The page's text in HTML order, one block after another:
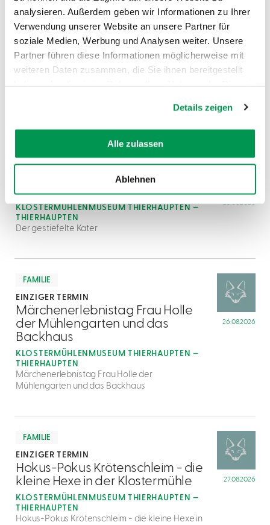
analysieren. Außerdem geben wir Informationen zu Ihrer
Verwendung unserer Website an unsere Partner für
soziale Medien, Werbung und Analysen weiter. Unsere
Partner führen diese Informationen möglicherweise mit
weiteren Daten zusammen, die Sie ihnen bereitgestellt
Details zeigen
Alle zulassen
Ablehnen
DAZU PASSEND
Ähnliche
Veranstaltungen
Der gestiefelte Kater
KLOSTERMÜHLENMUSEUM THIERHAUPTEN —
THIERHAUPTEN
Der gestiefelte Kater
FAMILIE
EINZIGER TERMIN
2
Märchenerlebnistag Frau Holle
der Mühlengarten und das
Backhaus
KLOSTERMÜHLENMUSEUM THIERHAUPTEN —
THIERHAUPTEN
26.08.2026
Märchenerlebnistag Frau Holle der
Mühlengarten und das Backhaus
FAMILIE
EINZIGER TERMIN
3
Hokus-Pokus Krötenschleim - die
kleine Hexe in der Klostermühle
KLOSTERMÜHLENMUSEUM THIERHAUPTEN —
THIERHAUPTEN
27.08.2026
Hokus-Pokus Krötenschleim - die kleine Hexe in